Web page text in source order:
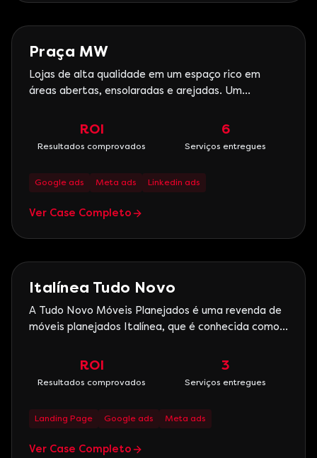
E-commerce
Praça MW
Lojas de alta qualidade em um espaço rico em
áreas abertas, ensolaradas e arejadas. Um
seguro e livre para respirar tranquilamente. Um
ROI
Resultados comprovados
6
Serviços entregues
Google ads Meta ads Linkedin ads
Ver Case Completo
Imobiliário
Italínea Tudo Novo
A Tudo Novo Móveis Planejados é uma revenda de
móveis planejados Italínea, que é conhecida como
Brasil, operando com tecnologia de ponta, o que
ROI
Resultados comprovados
3
Serviços entregues
Landing Page Google ads Meta ads
Ver Case Completo